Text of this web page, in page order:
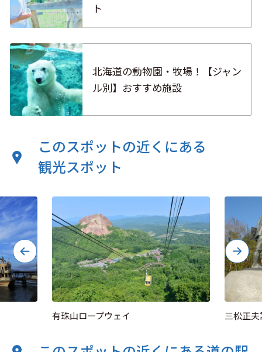
ト
北海道の動物園・牧場！【ジャン
ル別】おすすめ施設
このスポットの近くにある
観光スポット
有珠山ロープウェイ 三松正